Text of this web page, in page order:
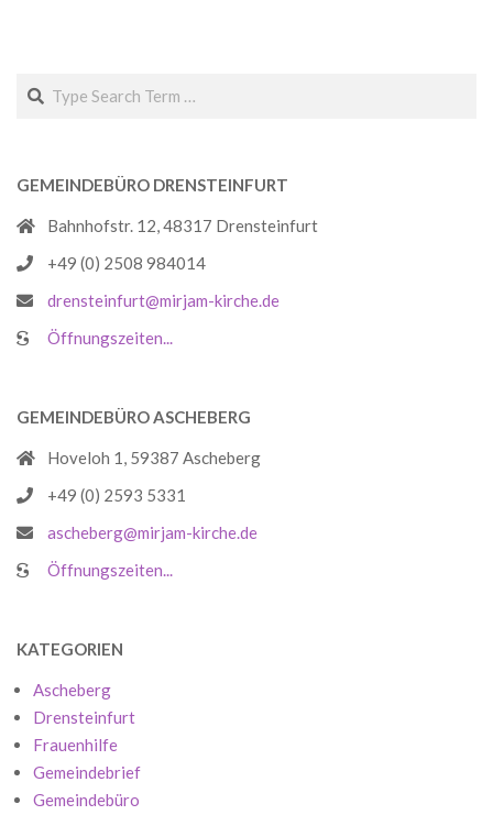
GEMEINDEBÜRO DRENSTEINFURT
Bahnhofstr. 12, 48317 Drensteinfurt
+49 (0) 2508 984014
drensteinfurt@mirjam-kirche.de
Öffnungszeiten...
GEMEINDEBÜRO ASCHEBERG
Hoveloh 1, 59387 Ascheberg
+49 (0) 2593 5331
ascheberg@mirjam-kirche.de
Öffnungszeiten...
KATEGORIEN
Ascheberg
Drensteinfurt
Frauenhilfe
Gemeindebrief
Gemeindebüro